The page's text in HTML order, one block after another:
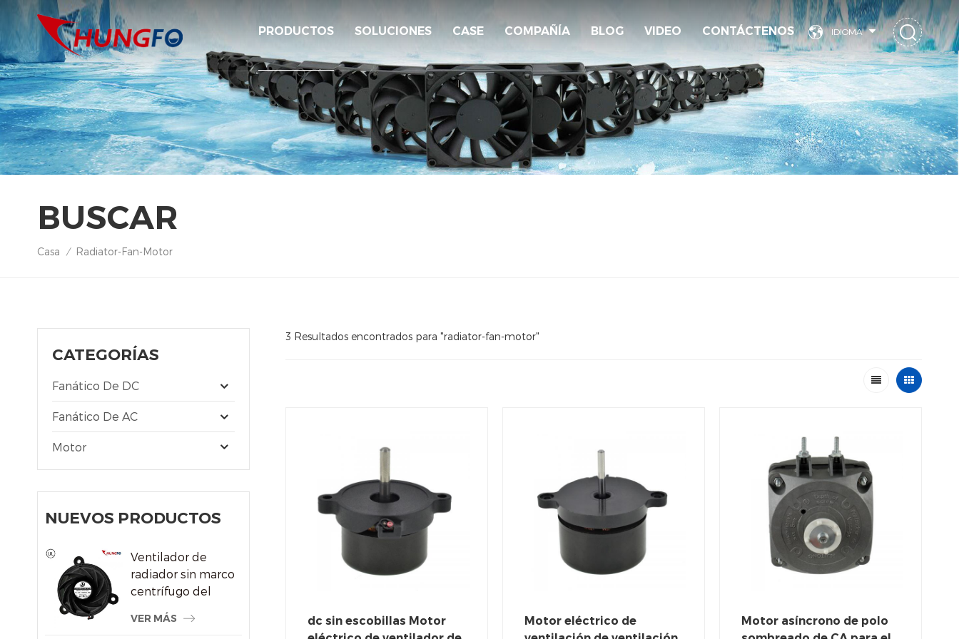
IDIOMA
PRODUCTOS SOLUCIONES CASE COMPAÑÍA BLOG VIDEO CONTÁCTENOS
BUSCAR
Casa / Radiator-Fan-Motor
CATEGORÍAS
Fanático De DC
Fanático De AC
Motor
NUEVOS PRODUCTOS
Ventilador de
radiador sin marco
centrífugo del
refrigeración por
VER MÁS
3 Resultados encontrados para "radiator-fan-motor"
dc sin escobillas Motor
Motor eléctrico de
Motor asíncrono de polo